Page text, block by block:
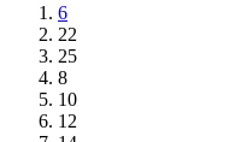
6
22
25
8
10
12